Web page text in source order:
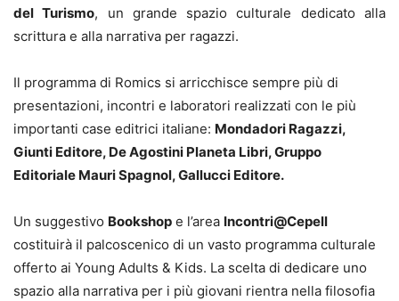
del Turismo, un grande spazio culturale dedicato alla
scrittura e alla narrativa per ragazzi.
Il programma di Romics si arricchisce sempre più di
presentazioni, incontri e laboratori realizzati con le più
importanti case editrici italiane: Mondadori Ragazzi,
Giunti Editore, De Agostini Planeta Libri, Gruppo
Editoriale Mauri Spagnol, Gallucci Editore.
Un suggestivo Bookshop e l’area Incontri@Cepell
costituirà il palcoscenico di un vasto programma culturale
offerto ai Young Adults & Kids. La scelta di dedicare uno
spazio alla narrativa per i più giovani rientra nella filosofia